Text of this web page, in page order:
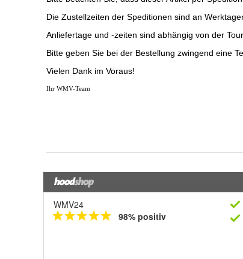
WMV24
98% positiv